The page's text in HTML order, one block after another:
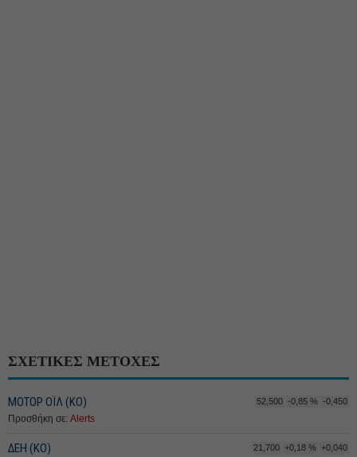
ΣΧΕΤΙΚΕΣ ΜΕΤΟΧΕΣ
ΜΟΤΟΡ ΟΪΛ (ΚΟ) 52,500 -0,85 % -0,450
Προσθήκη σε: Alerts
ΔΕΗ (ΚΟ) 21,700 +0,18 % +0,040